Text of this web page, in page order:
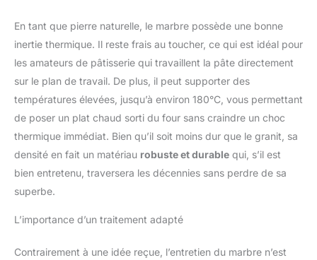
En tant que pierre naturelle, le marbre possède une bonne
inertie thermique. Il reste frais au toucher, ce qui est idéal pour
les amateurs de pâtisserie qui travaillent la pâte directement
sur le plan de travail. De plus, il peut supporter des
températures élevées, jusqu’à environ 180°C, vous permettant
de poser un plat chaud sorti du four sans craindre un choc
thermique immédiat. Bien qu’il soit moins dur que le granit, sa
densité en fait un matériau robuste et durable qui, s’il est
bien entretenu, traversera les décennies sans perdre de sa
superbe.
L’importance d’un traitement adapté
Contrairement à une idée reçue, l’entretien du marbre n’est